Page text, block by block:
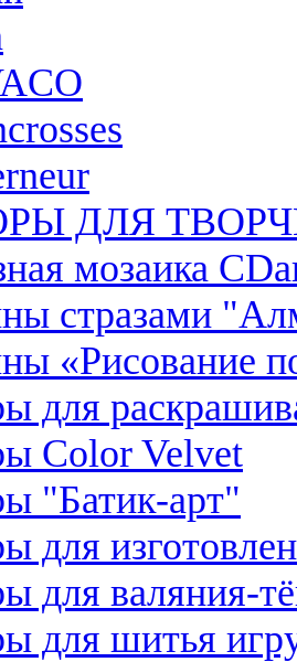
ДЛЯ
мозаика
стразами
«Рисование
для
Сolor Velvet
"Батик-арт"
для
для валяния-
для шитья